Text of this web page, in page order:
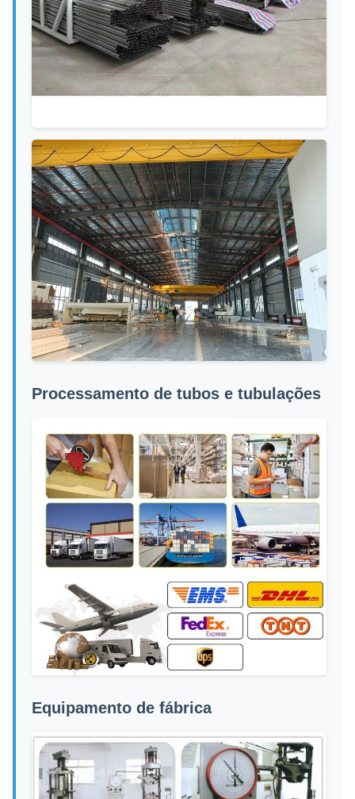
Processamento de tubos e tubulações
Equipamento de fábrica